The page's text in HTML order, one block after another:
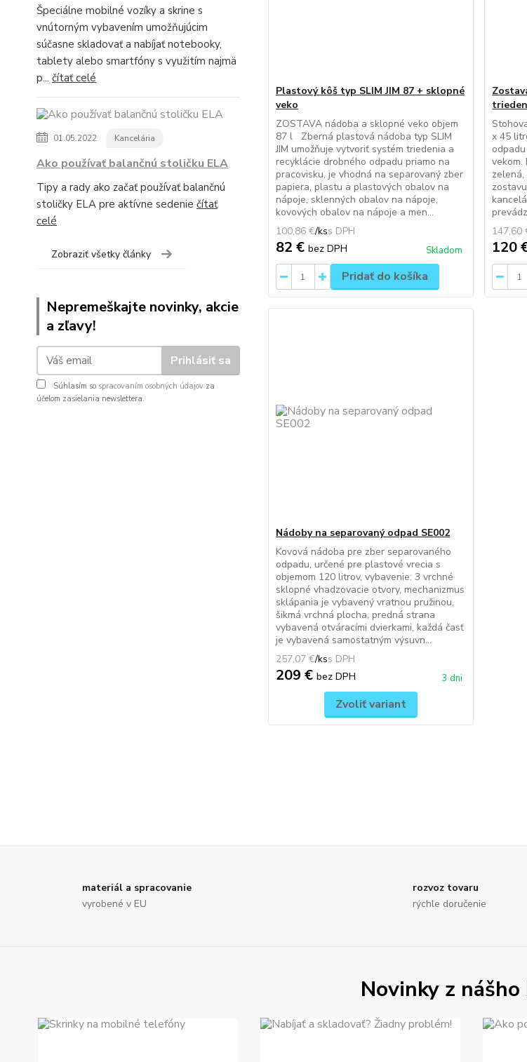
Špeciálne mobilné vozíky a skrine s
vnútorným vybavením umožňujúcim
súčasne skladovať a nabíjať notebooky,
tablety alebo smartfóny s využitím najmä
p... čítať celé
01.05.2022 Kancelária
Ako používať balančnú stoličku ELA
Tipy a rady ako začať používať balančnú
stoličky ELA pre aktívne sedenie čítať
celé
Zobraziť všetky články
Nepremeškajte novinky, akcie
a zľavy!
Prihlásiť sa
Súhlasím so spracovaním osobných údajov za
účelom zasielania newslettera.
Plastový kôš typ SLIM JIM 87 + sklopné
veko
ZOSTAVA nádoba a sklopné veko objem
87 l Zberná plastová nádoba typ SLIM
JIM umožňuje vytvoriť systém triedenia a
recyklácie drobného odpadu priamo na
pracovisku, je vhodná na separovaný zber
papiera, plastu a plastových obalov na
nápoje, sklenných obalov na nápoje,
kovových obalov na nápoje a men...
100,86 €/ks
82 € bez DPH Skladom
Pridať do košíka
x 45
vekom.
147,60
120
Nádoby na separovaný odpad SE002
Kovová nádoba pre zber separovaného
odpadu, určené pre plastové vrecia s
objemom 120 litrov, vybavenie: 3 vrchné
sklopné vhadzovacie otvory, mechanizmus
sklápania je vybavený vratnou pružinou,
šikmá vrchná plocha, predná strana
vybavená otváracími dvierkami, každá časť
je vybavená samostatným výsuvn...
257,07 €/ks
209 € bez DPH 3 dni
Zvoliť variant
materiál a spracovanie
vyrobené v EU
rozvoz tovaru
rýchle doručenie
Novinky z